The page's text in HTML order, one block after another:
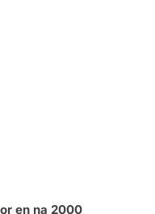
en na 2000